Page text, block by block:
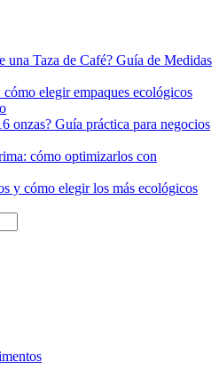
una Taza de Café? Guía de Medidas
elegir empaques ecológicos
onzas? Guía práctica para negocios
cómo optimizarlos con
y cómo elegir los más ecológicos